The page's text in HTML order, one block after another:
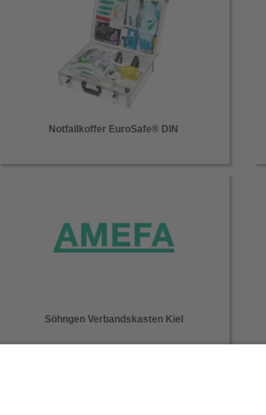
Notfallkoffer EuroSafe® DIN
Söhngen Verbandskasten Kiel